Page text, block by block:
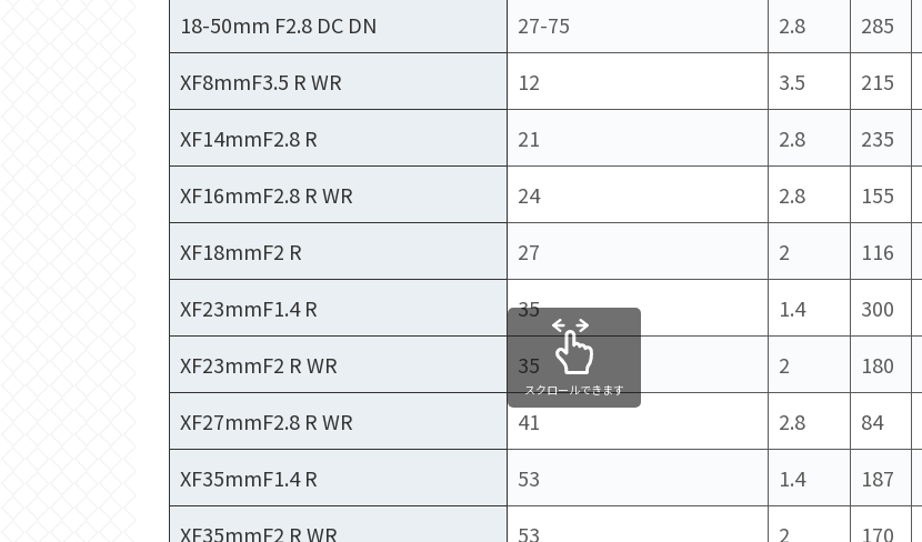
18-50mm F2.8 DC DN
27-75 2.8 285
XF8mmF3.5 R WR
12 3.5 215
XF14mmF2.8 R
21 2.8 235
XF16mmF2.8 R WR
24 2.8 155
XF18mmF2 R
27 2 116
XF23mmF1.4 R
35 1.4 300
XF23mmF2 R WR
35 2 180
XF27mmF2.8 R WR
41 2.8 84
XF35mmF1.4 R
53 1.4 187
XF35mmF2 R WR
53 2 170
スクロールできます